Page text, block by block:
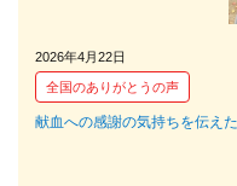
2026年4月22日
全国のありがとうの声
献血への感謝の気持ちを伝え